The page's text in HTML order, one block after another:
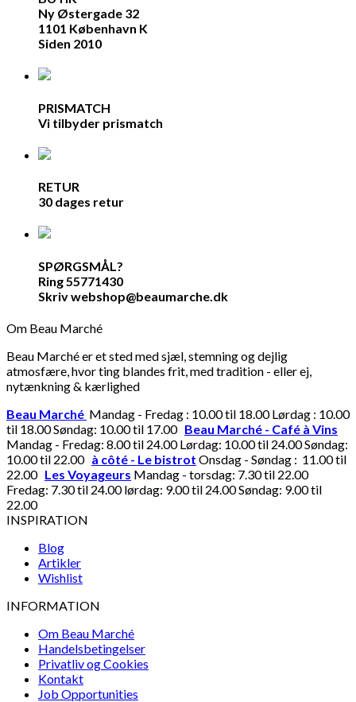
Ny Østergade 32
1101 København K
Siden 2010
PRISMATCH
Vi tilbyder prismatch
RETUR
30 dages retur
SPØRGSMÅL?
Ring 55771430
Skriv webshop@beaumarche.dk
Om Beau Marché
Beau Marché er et sted med sjæl, stemning og dejlig
atmosfære, hvor ting blandes frit, med tradition - eller ej,
nytænkning & kærlighed
Beau Marché Mandag - Fredag : 10.00 til 18.00 Lørdag : 10.00
til 18.00 Søndag: 10.00 til 17.00 Beau Marché - Café à Vins
Mandag - Fredag: 8.00 til 24.00 Lørdag: 10.00 til 24.00 Søndag:
10.00 til 22.00 à côté - Le bistrot Onsdag - Søndag : 11.00 til
22.00 Les Voyageurs Mandag - torsdag: 7.30 til 22.00
Fredag: 7.30 til 24.00 lørdag: 9.00 til 24.00 Søndag: 9.00 til
22.00
INSPIRATION
Blog
Artikler
Wishlist
INFORMATION
Om Beau Marché
Handelsbetingelser
Privatliv og Cookies
Kontakt
Job Opportunities